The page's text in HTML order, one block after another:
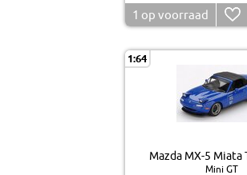
1 op voorraad
1:64
Mazda MX-5 Miata
Mini GT